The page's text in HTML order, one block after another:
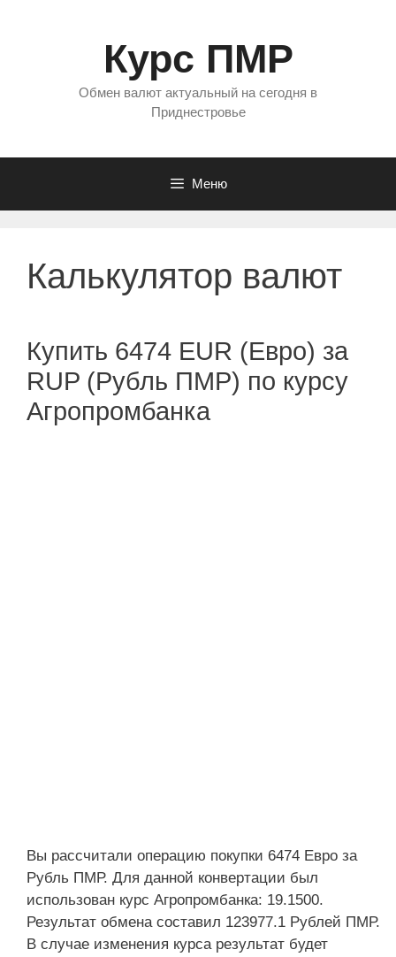
Курс ПМР
Обмен валют актуальный на сегодня в
Приднестровье
Меню
Калькулятор валют
Купить 6474 EUR (Евро) за
RUP (Рубль ПМР) по курсу
Агропромбанка
Вы рассчитали операцию покупки 6474 Евро за
Рубль ПМР. Для данной конвертации был
использован курс Агропромбанка: 19.1500.
Результат обмена составил 123977.1 Рублей ПМР.
В случае изменения курса результат будет